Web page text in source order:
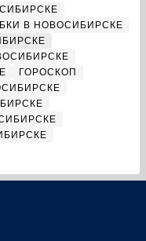
В НОВОСИБИРСКЕ
ГОРОСКОП